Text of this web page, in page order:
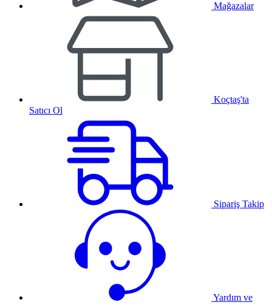
Mağazalar
Koçtaş'ta
Satıcı Ol
Sipariş Takip
Yardım ve